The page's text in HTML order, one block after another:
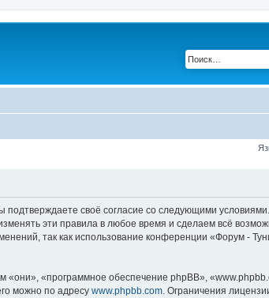
своё согласие со следующими
эти правила в любое время и сделаем всё
так как использование конференции «Форум -
«программное обеспечение phpBB»,
можно по адресу www.phpbb.com. Ограничения